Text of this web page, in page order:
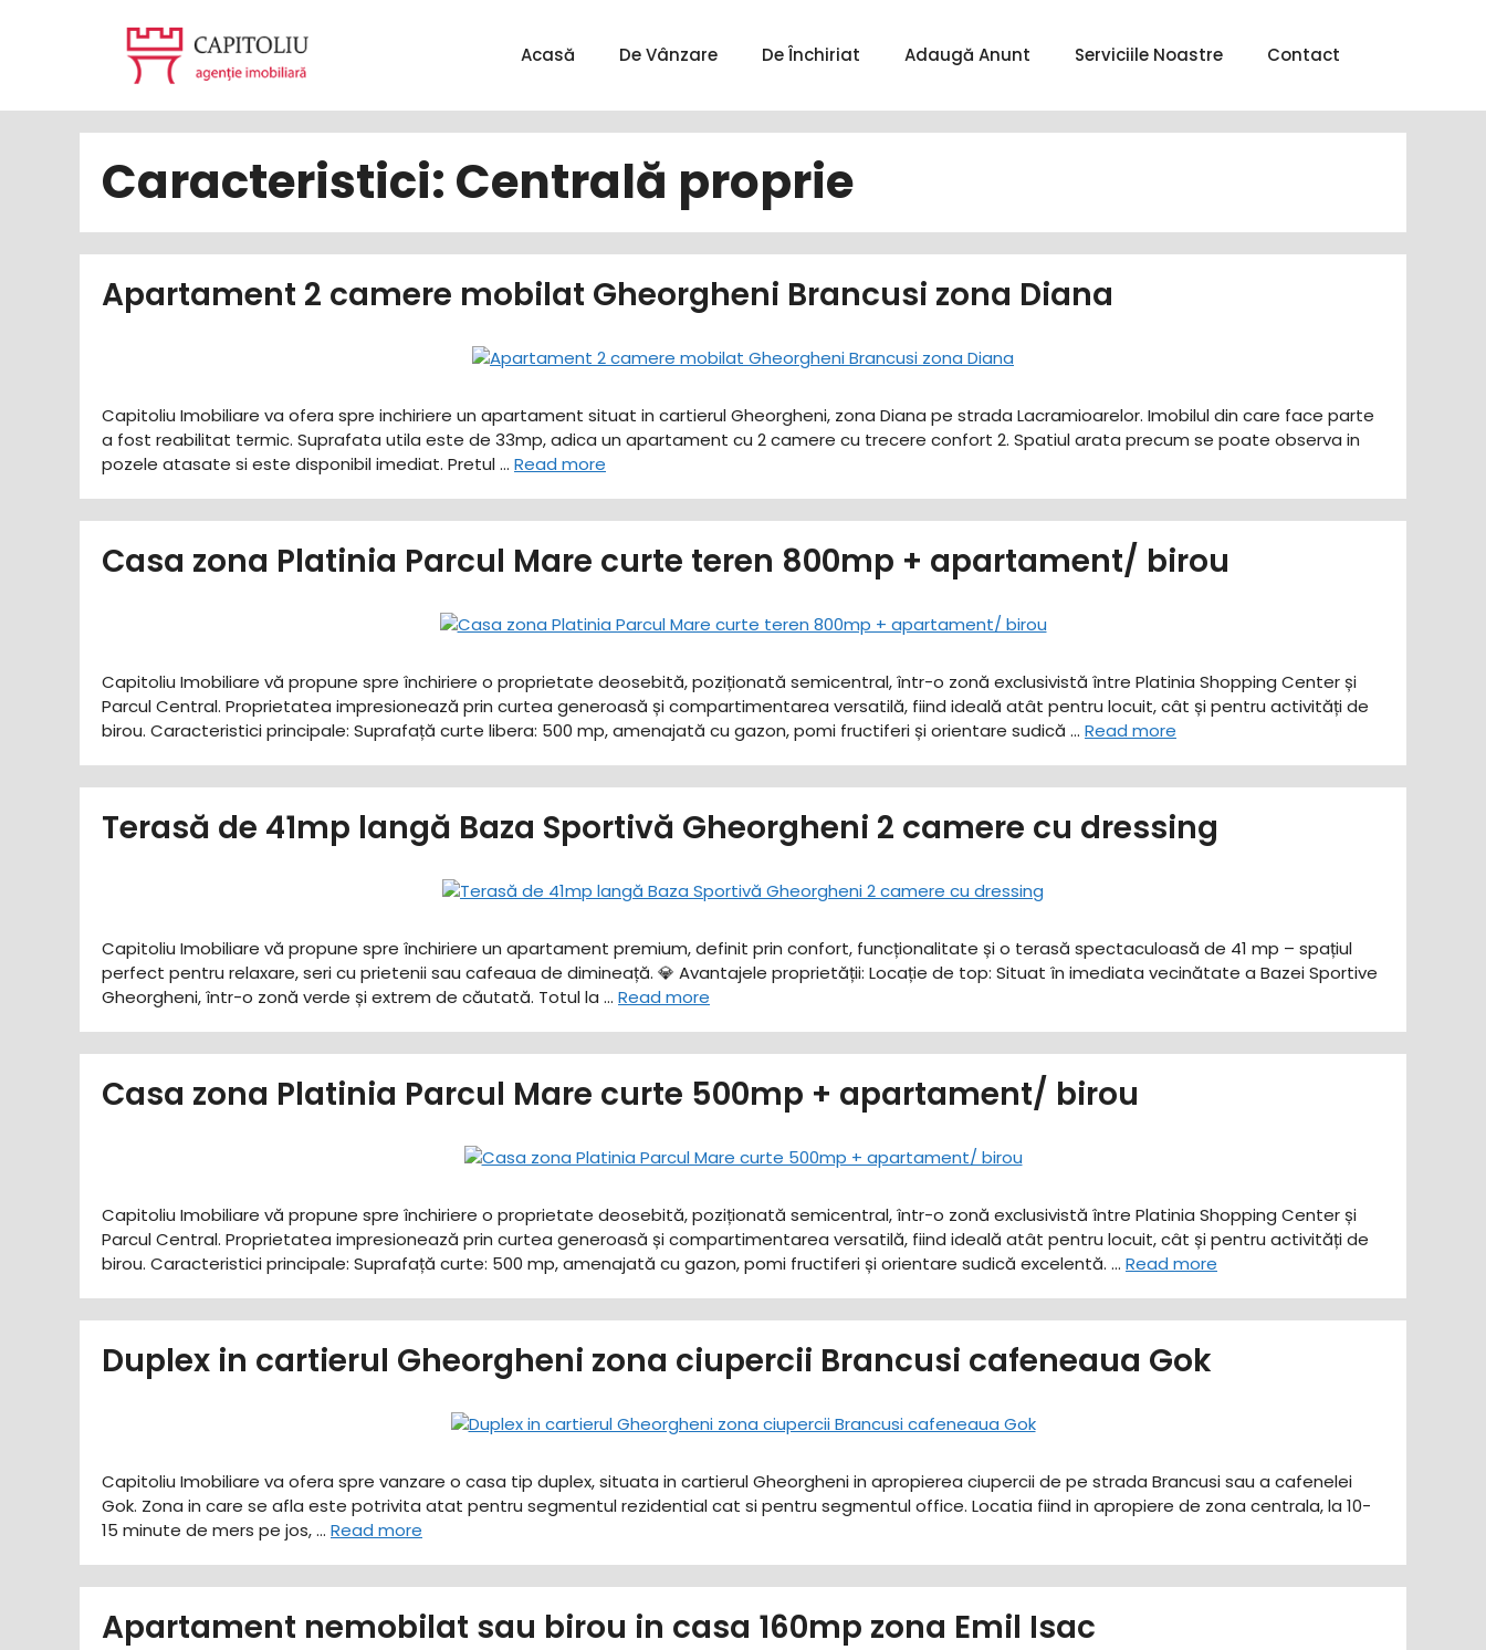
Acasă De Vânzare De Închiriat Adaugă Anunt Serviciile Noastre Contact
Caracteristici: Centrală proprie
Apartament 2 camere mobilat Gheorgheni Brancusi zona Diana
Capitoliu Imobiliare va ofera spre inchiriere un apartament situat in cartierul Gheorgheni, zona Diana pe strada Lacramioarelor. Imobilul din care face parte
a fost reabilitat termic. Suprafata utila este de 33mp, adica un apartament cu 2 camere cu trecere confort 2. Spatiul arata precum se poate observa in
pozele atasate si este disponibil imediat. Pretul … Read more
Casa zona Platinia Parcul Mare curte teren 800mp + apartament/ birou
Capitoliu Imobiliare vă propune spre închiriere o proprietate deosebită, poziționată semicentral, într-o zonă exclusivistă între Platinia Shopping Center și
Parcul Central. Proprietatea impresionează prin curtea generoasă și compartimentarea versatilă, fiind ideală atât pentru locuit, cât și pentru activități de
birou. ​Caracteristici principale: ​Suprafață curte libera: 500 mp, amenajată cu gazon, pomi fructiferi și orientare sudică … Read more
Terasă de 41mp langă Baza Sportivă Gheorgheni 2 camere cu dressing
Capitoliu Imobiliare vă propune spre închiriere un apartament premium, definit prin confort, funcționalitate și o terasă spectaculoasă de 41 mp – spațiul
perfect pentru relaxare, seri cu prietenii sau cafeaua de dimineață. ​💎 Avantajele proprietății: ​Locație de top: Situat în imediata vecinătate a Bazei Sportive
Gheorgheni, într-o zonă verde și extrem de căutată. ​Totul la … Read more
Casa zona Platinia Parcul Mare curte 500mp + apartament/ birou
Capitoliu Imobiliare vă propune spre închiriere o proprietate deosebită, poziționată semicentral, într-o zonă exclusivistă între Platinia Shopping Center și
Parcul Central. Proprietatea impresionează prin curtea generoasă și compartimentarea versatilă, fiind ideală atât pentru locuit, cât și pentru activități de
birou. ​Caracteristici principale: ​Suprafață curte: 500 mp, amenajată cu gazon, pomi fructiferi și orientare sudică excelentă. … Read more
Duplex in cartierul Gheorgheni zona ciupercii Brancusi cafeneaua Gok
Capitoliu Imobiliare va ofera spre vanzare o casa tip duplex, situata in cartierul Gheorgheni in apropierea ciupercii de pe strada Brancusi sau a cafenelei
Gok. Zona in care se afla este potrivita atat pentru segmentul rezidential cat si pentru segmentul office. Locatia fiind in apropiere de zona centrala, la 10-
15 minute de mers pe jos, … Read more
Apartament nemobilat sau birou in casa 160mp zona Emil Isac